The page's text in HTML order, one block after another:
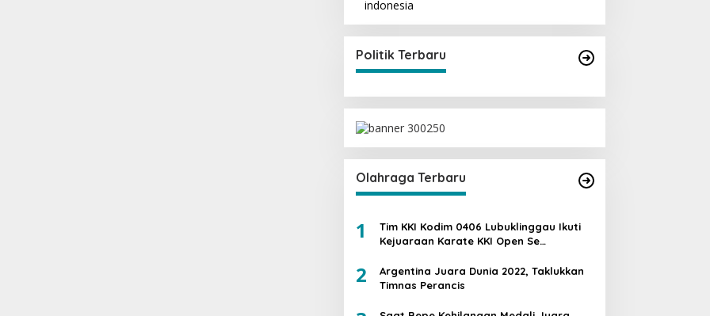
Politik Terbaru
Olahraga Terbaru
1
Tim KKI Kodim 0406 Lubuklinggau Ikuti
Kejuaraan Karate KKI Open Se
2
Argentina Juara Dunia 2022, Taklukkan
Timnas Perancis